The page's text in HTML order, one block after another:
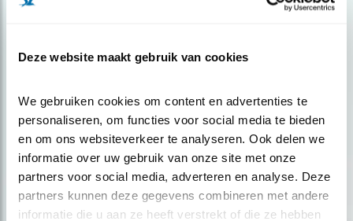
Deze website maakt gebruik van cookies
We gebruiken cookies om content en advertenties te
personaliseren, om functies voor social media te bieden
en om ons websiteverkeer te analyseren. Ook delen we
informatie over uw gebruik van onze site met onze
partners voor social media, adverteren en analyse. Deze
partners kunnen deze gegevens combineren met andere
informatie die u aan ze heeft verstrekt of die ze hebben
over vogels en activiteiten van Vogelbescherming.